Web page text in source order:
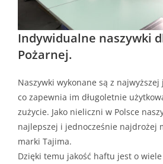
Indywidualne naszywki
Pożarnej.
Naszywki wykonane są z najwyższej
co zapewnia im długoletnie
zużycie. Jako nieliczni w Polsce
najlepszej i jednocześnie najdrożej
marki Tajima.
Dzięki temu jakość haftu jest o